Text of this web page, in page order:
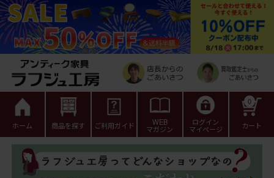
ホーム 商品を探す ご利用ガイド WEB
マガジン
ログイン
マイページ カート
0